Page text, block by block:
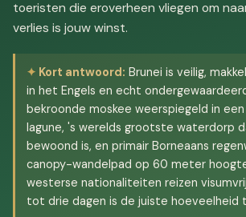
toeristen die eroverheen vliegen om
verlies is jouw winst.
Kort antwoord: Brunei is veilig,
in het Engels en echt
bekroonde moskee weerspiegeld in
lagune, 's werelds grootste waterdorp
bewoond is, en primair Borneaans
canopy-wandelpad op 60 meter
westerse nationaliteiten reizen visumvrij
tot drie dagen is de juiste hoeveelheid